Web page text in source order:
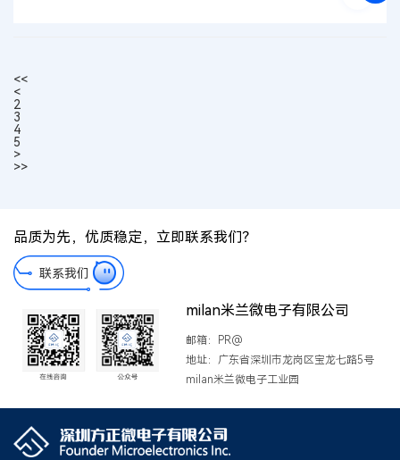
<<
<
2
3
4
5
>
>>
品质为先，优质稳定，立即联系我们？
联系我们
milan米兰微电子有限公司
邮箱：PR@
地址：广东省深圳市龙岗区宝龙七路5号
milan米兰微电子工业园